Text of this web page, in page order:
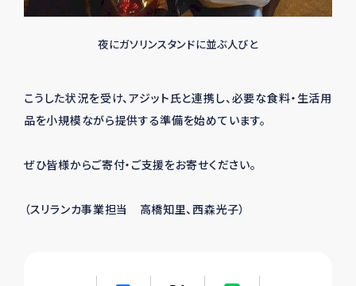
夜にガソリンスタンドに並ぶ人びと
こうした状況を受け、アジット氏と連携し、必要な食料・生活用
品を小規模ながら提供する準備を始めています。
ぜひ皆様からご寄付・ご支援をお寄せください。
（スリランカ事業担当 高橋知里、西森光子）